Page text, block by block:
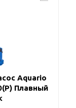
Aquario
Плавный